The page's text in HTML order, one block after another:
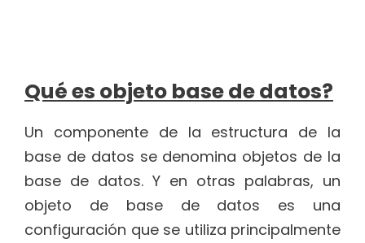
Qué es objeto base de datos?
Un componente de la estructura de la
base de datos se denomina objetos de la
base de datos. Y en otras palabras, un
objeto de base de datos es una
configuración que se utiliza principalmente